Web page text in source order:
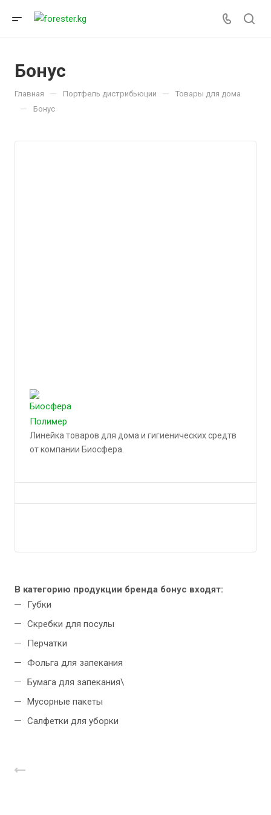
Бонус
Главная — Портфель дистрибьюции — Товары для дома
— Бонус
Линейка товаров для дома и гигиенических средтв
от компании Биосфера.
В категорию продукции бренда бонус входят:
Губки
Скребки для посулы
Перчатки
Фольга для запекания
Бумага для запекания\
Мусорные пакеты
Салфетки для уборки